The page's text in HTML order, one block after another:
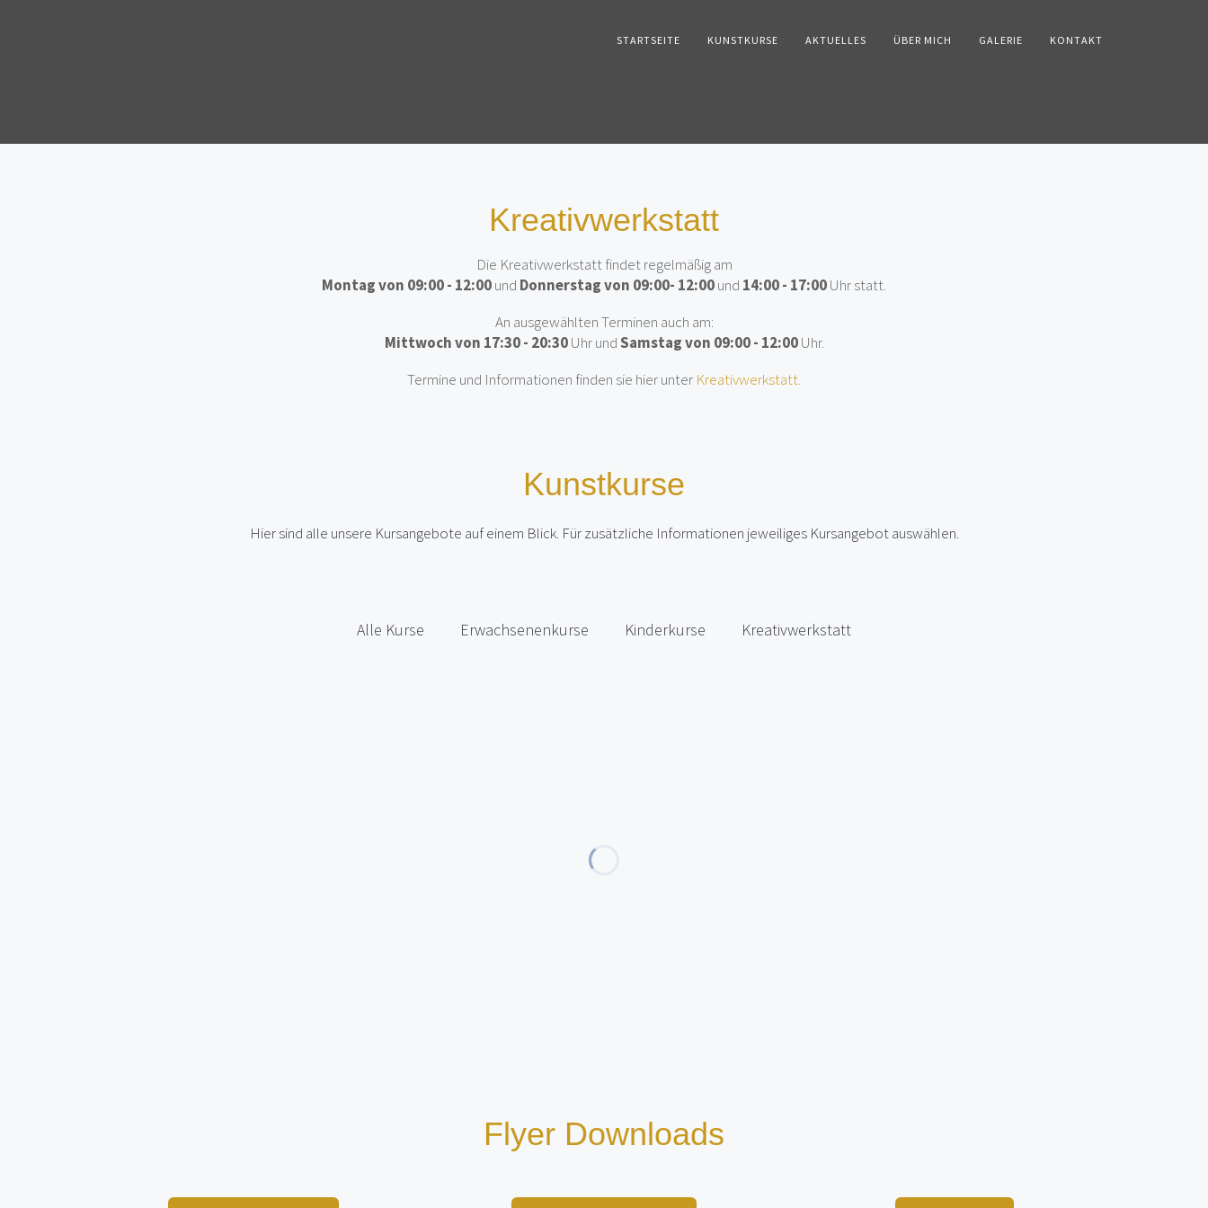
STARTSEITE KUNSTKURSE AKTUELLES ÜBER MICH GALERIE KONTAKT
Kreativwerkstatt
Die Kreativwerkstatt findet regelmäßig am
Montag von 09:00 - 12:00und Donnerstag von 09:00- 12:00und 14:00 - 17:00Uhr statt.
An ausgewählten Terminen auch am:
Mittwoch von 17:30 - 20:30Uhr undSamstag von 09:00 - 12:00Uhr.
Termine und Informationen finden sie hier unter Kreativwerkstatt.
Kunstkurse
Hier sind alle unsere Kursangebote auf einem Blick. Für zusätzliche Informationen jeweiliges Kursangebot auswählen.
Alle Kurse Erwachsenenkurse Kinderkurse Kreativwerkstatt
Flyer Downloads